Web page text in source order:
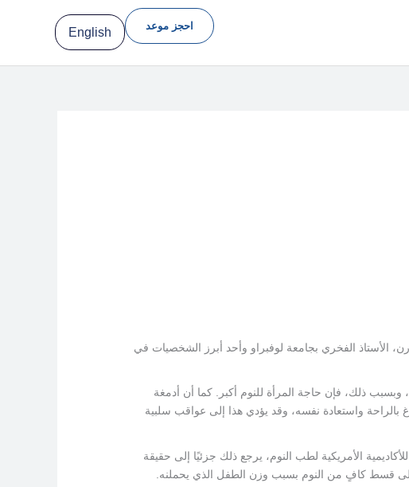
احجز موعد English
الأستاذ الفخري بجامعة لوفبراو وأحد أبرز الشخصيات في
وبسبب ذلك، فإن حاجة المرأة للنوم أكبر. كما أن أدمغة
واستعادة نفسه، وقد يؤدي هذا إلى عواقب سلبية
الأمريكية لطب النوم، يرجع ذلك جزئيًا إلى حقيقة
على قسط كافٍ من النوم بسبب وزن الطفل الذي يحملنه.